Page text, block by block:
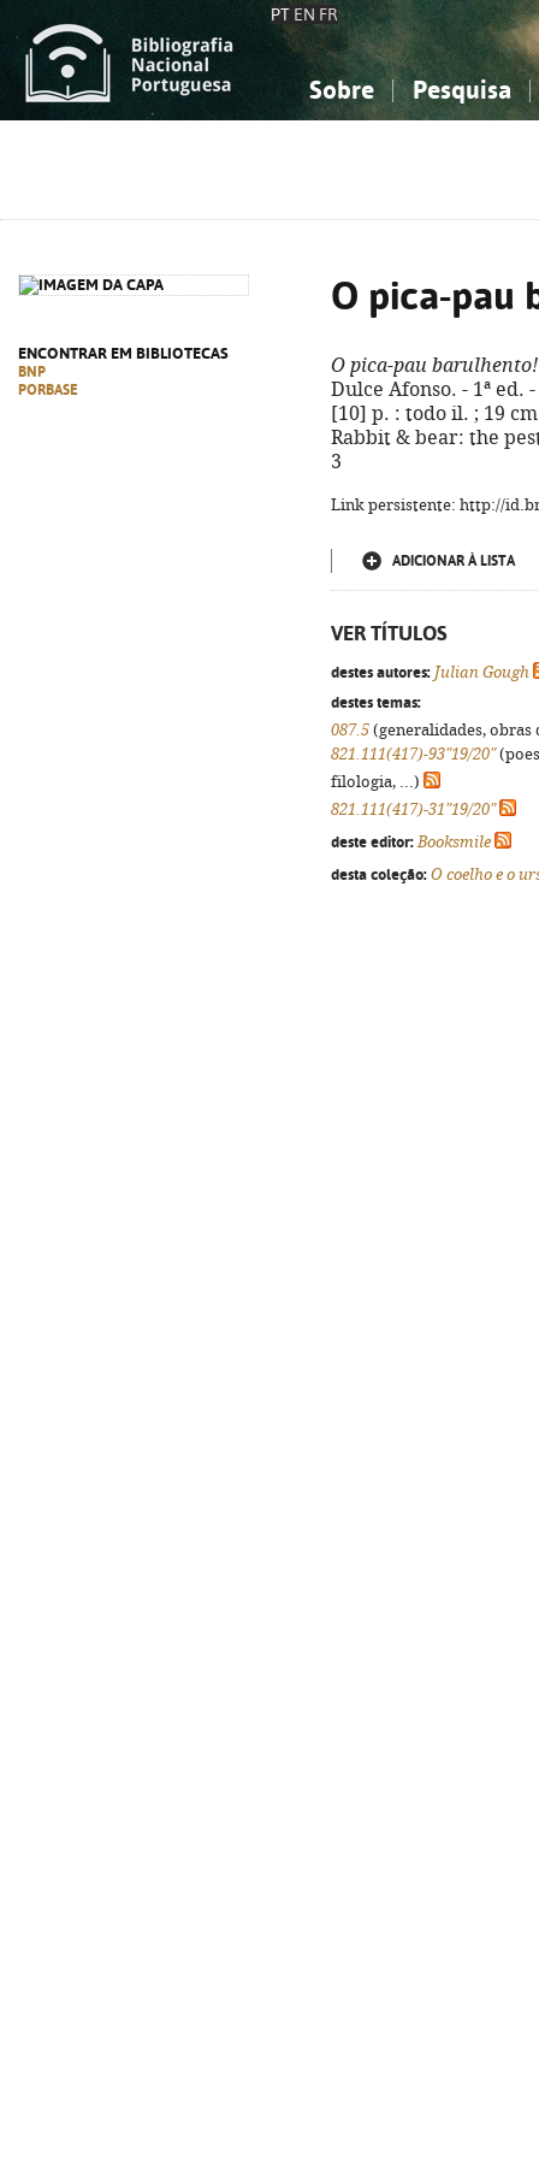
PT EN FR
Sobre Pesquisa
ENCONTRAR EM BIBLIOTECAS
BNP
PORBASE
O pica-pau
O pica-pau barulhento!
Dulce Afonso. - 1ª ed.
[10] p. : todo il. ; 19
Rabbit & bear: the
3
Link persistente: http://
ADICIONAR À LISTA
VER TÍTULOS
destes autores: Julian Gough
destes temas:
087.5 (generalidades,
821.111(417)-93"19/20"
filologia, ...)
821.111(417)-31"19/20"
deste editor: Booksmile
desta coleção: O coelho e o